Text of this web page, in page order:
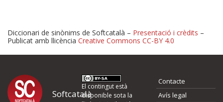
Proposeu-nos millores o
d'errors
Diccionari de sinònims de Softcatalà – Presentació i crèdits –
Publicat amb llicència Creative Commons CC-BY 4.0
Softcatalà
El contingut està
disponible sota la
Contacte
Avís legal